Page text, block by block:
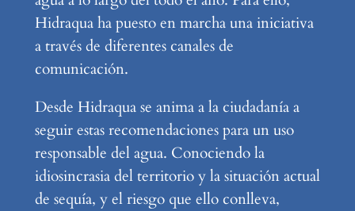
Hidraqua ha puesto en marcha una iniciativa
a través de diferentes canales de
comunicación.
Desde Hidraqua se anima a la ciudadanía a
seguir estas recomendaciones para un uso
responsable del agua. Conociendo la
idiosincrasia del territorio y la situación actual
de sequía, y el riesgo que ello conlleva,